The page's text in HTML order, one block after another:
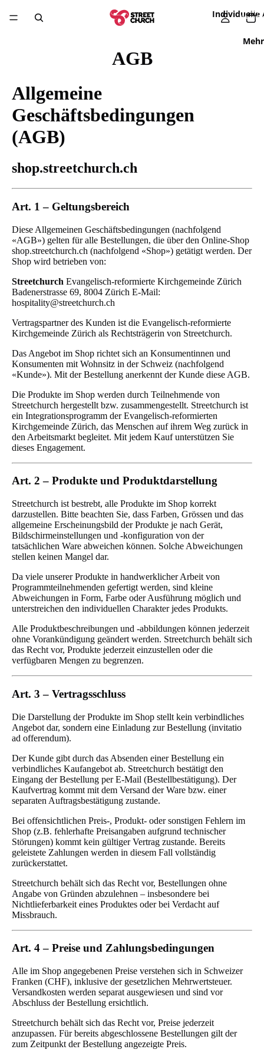
Individuelle
Mehr
0
AGB
Allgemeine
Geschäftsbedingungen
(AGB)
shop.streetchurch.ch
Art. 1 – Geltungsbereich
Diese Allgemeinen Geschäftsbedingungen (nachfolgend
«AGB») gelten für alle Bestellungen, die über den Online-Shop
shop.streetchurch.ch (nachfolgend «Shop») getätigt werden. Der
Shop wird betrieben von:
Streetchurch Evangelisch-reformierte Kirchgemeinde Zürich
Badenerstrasse 69, 8004 Zürich E-Mail:
hospitality@streetchurch.ch
Vertragspartner des Kunden ist die Evangelisch-reformierte
Kirchgemeinde Zürich als Rechtsträgerin von Streetchurch.
Das Angebot im Shop richtet sich an Konsumentinnen und
Konsumenten mit Wohnsitz in der Schweiz (nachfolgend
«Kunde»). Mit der Bestellung anerkennt der Kunde diese AGB.
Die Produkte im Shop werden durch Teilnehmende von
Streetchurch hergestellt bzw. zusammengestellt. Streetchurch ist
ein Integrationsprogramm der Evangelisch-reformierten
Kirchgemeinde Zürich, das Menschen auf ihrem Weg zurück in
den Arbeitsmarkt begleitet. Mit jedem Kauf unterstützen Sie
dieses Engagement.
Art. 2 – Produkte und Produktdarstellung
Streetchurch ist bestrebt, alle Produkte im Shop korrekt
darzustellen. Bitte beachten Sie, dass Farben, Grössen und das
allgemeine Erscheinungsbild der Produkte je nach Gerät,
Bildschirmeinstellungen und -konfiguration von der
tatsächlichen Ware abweichen können. Solche Abweichungen
stellen keinen Mangel dar.
Da viele unserer Produkte in handwerklicher Arbeit von
Programmteilnehmenden gefertigt werden, sind kleine
Abweichungen in Form, Farbe oder Ausführung möglich und
unterstreichen den individuellen Charakter jedes Produkts.
Alle Produktbeschreibungen und -abbildungen können jederzeit
ohne Vorankündigung geändert werden. Streetchurch behält sich
das Recht vor, Produkte jederzeit einzustellen oder die
verfügbaren Mengen zu begrenzen.
Art. 3 – Vertragsschluss
Die Darstellung der Produkte im Shop stellt kein verbindliches
Angebot dar, sondern eine Einladung zur Bestellung (invitatio
ad offerendum).
Der Kunde gibt durch das Absenden einer Bestellung ein
verbindliches Kaufangebot ab. Streetchurch bestätigt den
Eingang der Bestellung per E-Mail (Bestellbestätigung). Der
Kaufvertrag kommt mit dem Versand der Ware bzw. einer
separaten Auftragsbestätigung zustande.
Bei offensichtlichen Preis-, Produkt- oder sonstigen Fehlern im
Shop (z.B. fehlerhafte Preisangaben aufgrund technischer
Störungen) kommt kein gültiger Vertrag zustande. Bereits
geleistete Zahlungen werden in diesem Fall vollständig
zurückerstattet.
Streetchurch behält sich das Recht vor, Bestellungen ohne
Angabe von Gründen abzulehnen – insbesondere bei
Nichtlieferbarkeit eines Produktes oder bei Verdacht auf
Missbrauch.
Art. 4 – Preise und Zahlungsbedingungen
Alle im Shop angegebenen Preise verstehen sich in Schweizer
Franken (CHF), inklusive der gesetzlichen Mehrwertsteuer.
Versandkosten werden separat ausgewiesen und sind vor
Abschluss der Bestellung ersichtlich.
Streetchurch behält sich das Recht vor, Preise jederzeit
anzupassen. Für bereits abgeschlossene Bestellungen gilt der
zum Zeitpunkt der Bestellung angezeigte Preis.